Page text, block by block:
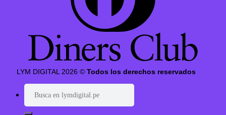
LYM DIGITAL 2026 © Todos los derechos reservados
Buscar
por: